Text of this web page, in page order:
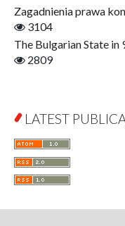
Jerzy Giedroyc and
Winter of Life?
Linguistics
What Is Man?
Communication and
A Very Short
Literary Culture of
Zagadnienia prawa
3104
The Bulgarian State in
2809
LATEST